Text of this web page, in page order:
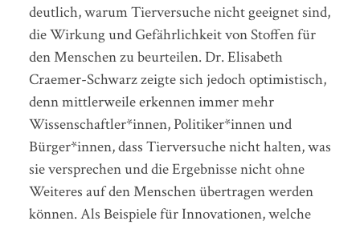
deutlich, warum Tierversuche nicht geeignet sind,
die Wirkung und Gefährlichkeit von Stoffen für
den Menschen zu beurteilen. Dr. Elisabeth
Craemer-Schwarz zeigte sich jedoch optimistisch,
denn mittlerweile erkennen immer mehr
Wissenschaftler*innen, Politiker*innen und
Bürger*innen, dass Tierversuche nicht halten, was
sie versprechen und die Ergebnisse nicht ohne
Weiteres auf den Menschen übertragen werden
können. Als Beispiele für Innovationen, welche